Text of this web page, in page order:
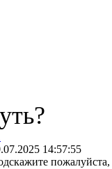
14:57:55
пожалуйста,